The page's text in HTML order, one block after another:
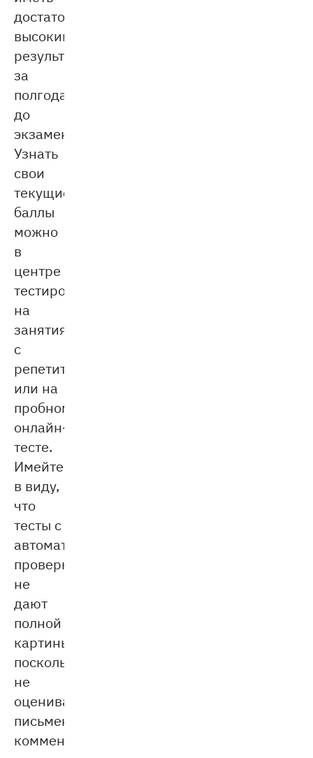
достаточно
высокий
результат
за
полгода
до
экзамена.
Узнать
свои
текущие
баллы
можно
в
центре
тестирования,
на
занятиях
с
репетитором
или на
пробном
онлайн-
тесте.
Имейте
в виду,
что
тесты с
автоматической
проверкой
не
дают
полной
картины,
поскольку
не
оценивают
письменные
комментарии